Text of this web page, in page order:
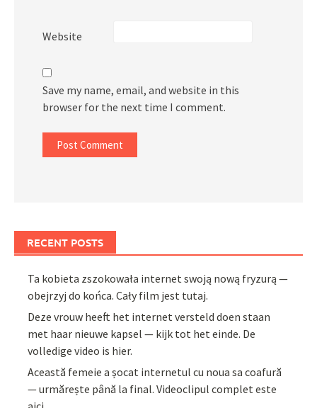
Website
Save my name, email, and website in this
browser for the next time I comment.
RECENT POSTS
Ta kobieta zszokowała internet swoją nową fryzurą —
obejrzyj do końca. Cały film jest tutaj.
Deze vrouw heeft het internet versteld doen staan
met haar nieuwe kapsel — kijk tot het einde. De
volledige video is hier.
Această femeie a șocat internetul cu noua sa coafură
— urmărește până la final. Videoclipul complet este